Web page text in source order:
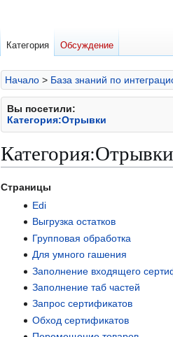
Начало > База знаний по
Вы посетили:
Категория:Отрывки
Категория:Отрывки
Перейти
навигации
Перейти
Страницы
Edi
Выгрузка остатков
Групповая обработка
Для умного гашения
Заполнение входящего
Заполнение таб частей
Запрос сертификатов
Обход сертификатов
Категория Обсуждение